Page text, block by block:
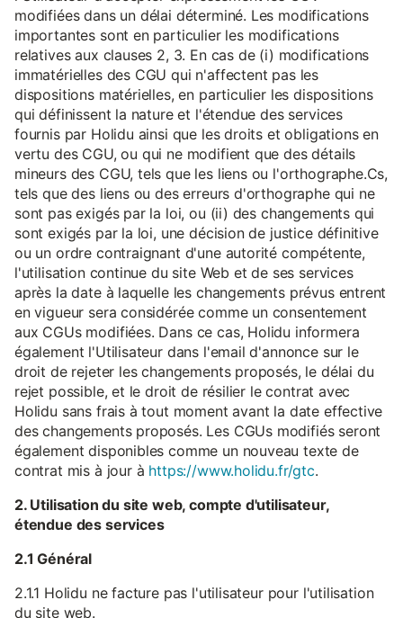
modifiées dans un délai déterminé. Les modifications
importantes sont en particulier les modifications
relatives aux clauses 2, 3. En cas de (i) modifications
immatérielles des CGU qui n'affectent pas les
dispositions matérielles, en particulier les dispositions
qui définissent la nature et l'étendue des services
fournis par Holidu ainsi que les droits et obligations en
vertu des CGU, ou qui ne modifient que des détails
mineurs des CGU, tels que les liens ou l'orthographe.Cs,
tels que des liens ou des erreurs d'orthographe qui ne
sont pas exigés par la loi, ou (ii) des changements qui
sont exigés par la loi, une décision de justice définitive
ou un ordre contraignant d'une autorité compétente,
l'utilisation continue du site Web et de ses services
après la date à laquelle les changements prévus entrent
en vigueur sera considérée comme un consentement
aux CGUs modifiées. Dans ce cas, Holidu informera
également l'Utilisateur dans l'email d'annonce sur le
droit de rejeter les changements proposés, le délai du
rejet possible, et le droit de résilier le contrat avec
Holidu sans frais à tout moment avant la date effective
des changements proposés. Les CGUs modifiés seront
également disponibles comme un nouveau texte de
contrat mis à jour à https://www.holidu.fr/gtc.
2. Utilisation du site web, compte d'utilisateur,
étendue des services
2.1 Général
2.1.1 Holidu ne facture pas l'utilisateur pour l'utilisation
du site web.